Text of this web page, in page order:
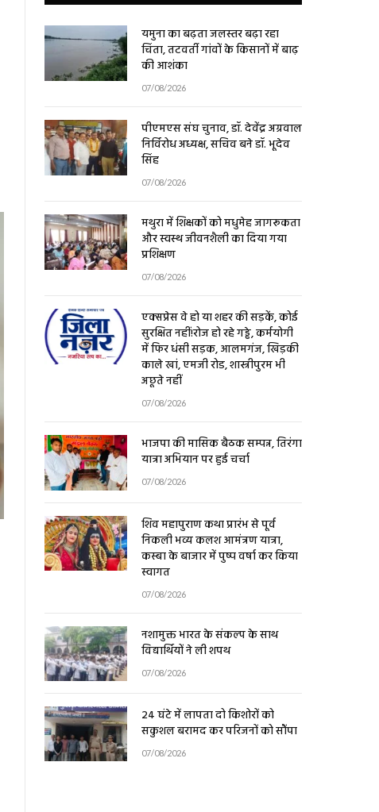
यमुना का बढ़ता जलस्तर बढ़ा रहा
चिंता, तटवर्ती गांवों के किसानों में बाढ़
की आशंका
07/08/2026
पीएमएस संघ चुनाव, डॉ. देवेंद्र अग्रवाल
निर्विरोध अध्यक्ष, सचिव बने डॉ. भूदेव
सिंह
07/08/2026
मथुरा में शिक्षकों को मधुमेह जागरूकता
और स्वस्थ जीवनशैली का दिया गया
प्रशिक्षण
07/08/2026
एक्सप्रेस वे हो या शहर की सड़कें, कोई
सुरक्षित नहीं!रोज हो रहे गड्ढे, कर्मयोगी
में फिर धंसी सड़क, आलमगंज, खिड़की
काले खां, एमजी रोड, शास्त्रीपुरम भी
अछूते नहीं
07/08/2026
भाजपा की मासिक बैठक सम्पन्न, तिरंगा
यात्रा अभियान पर हुई चर्चा
07/08/2026
शिव महापुराण कथा प्रारंभ से पूर्व
निकली भव्य कलश आमंत्रण यात्रा,
कस्बा के बाजार में पुष्प वर्षा कर किया
स्वागत
07/08/2026
नशामुक्त भारत के संकल्प के साथ
विद्यार्थियों ने ली शपथ
07/08/2026
24 घंटे में लापता दो किशोरों को
सकुशल बरामद कर परिजनों को सौंपा
07/08/2026